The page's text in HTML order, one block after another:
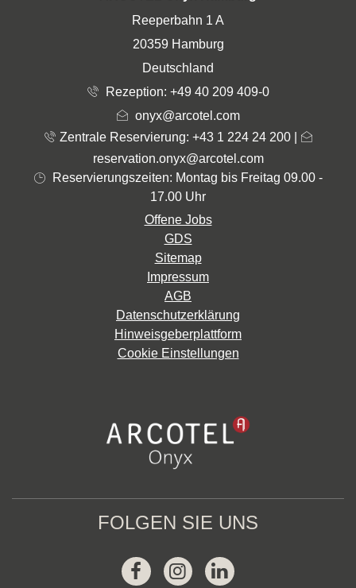
Reeperbahn 1 A
20359 Hamburg
Deutschland
Rezeption: +49 40 209 409-0
onyx@arcotel.com
Zentrale Reservierung: +43 1 224 24 200|
reservation.onyx@arcotel.com
Reservierungszeiten: Montag bis Freitag 09.00 -
17.00 Uhr
Offene Jobs
GDS
Sitemap
Impressum
AGB
Datenschutzerklärung
Hinweisgeberplattform
Cookie Einstellungen
FOLGEN SIE UNS
FacebookInstagramLinkedin